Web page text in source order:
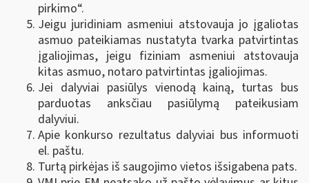
pirkimo“.
Jeigu juridiniam asmeniui atstovauja jo įgaliotas
asmuo pateikiamas nustatyta tvarka patvirtintas
įgaliojimas, jeigu fiziniam asmeniui atstovauja
kitas asmuo, notaro patvirtintas įgaliojimas.
Jei dalyviai pasiūlys vienodą kainą, turtas bus
parduotas anksčiau pasiūlymą pateikusiam
dalyviui.
Apie konkurso rezultatus dalyviai bus informuoti
el. paštu.
Turtą pirkėjas iš saugojimo vietos išsigabena pats.